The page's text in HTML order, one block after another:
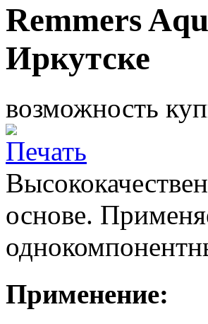
Remmers
Иркутске
возможность
основе.
Применение: